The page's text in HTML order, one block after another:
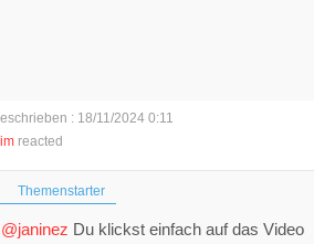
: 18/11/2024 0:11
reacted
Themenstarter
@janinez Du klickst einfach auf das Video